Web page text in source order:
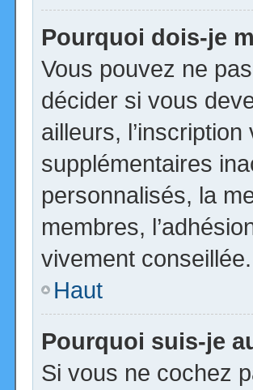
Pourquoi dois-je
Vous pouvez ne
décider si vous
ailleurs,
supplémentaires
personnalisés, la
membres,
vivement conseillée.
Haut
Pourquoi suis-je
Si vous ne cochez